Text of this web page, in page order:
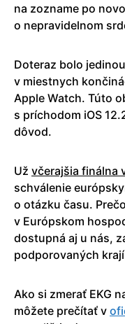
na zozname po
o nepravidelnom
Doteraz bolo
v miestnych
Apple Watch. Túto
s príchodom iOS
dôvod.
Už včerajšia finálna
schválenie
o otázku času.
v Európskom
dostupná aj u nás,
podporovaných
Ako si zmerať EKG
môžete prečítať v